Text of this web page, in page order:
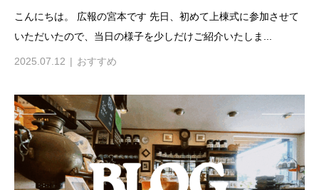
こんにちは。 広報の宮本です 先日、初めて上棟式に参加させて
いただいたので、当日の様子を少しだけご紹介いたしま...
2025.07.12 おすすめ